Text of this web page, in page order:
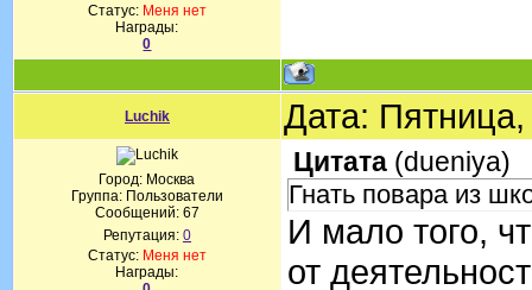
Статус: Меня нет
Награды:
0
Luchik Дата:
Город: Москва
Группа: Пользователи
Сообщений: 67
Репутация: 0
Статус: Меня нет
Награды:
Цитата (dueniya)
Гнать повара из
И мало того,
от